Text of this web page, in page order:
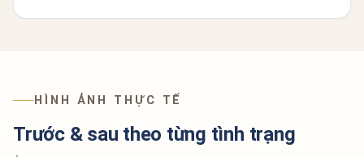
HÌNH ẢNH THỰC TẾ
Trước & sau theo từng tình trạng